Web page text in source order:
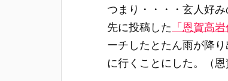
つまり・・・・玄人好
先に投稿した 「恩賀高
ーチしたとたん雨が降
に行くことにした。（